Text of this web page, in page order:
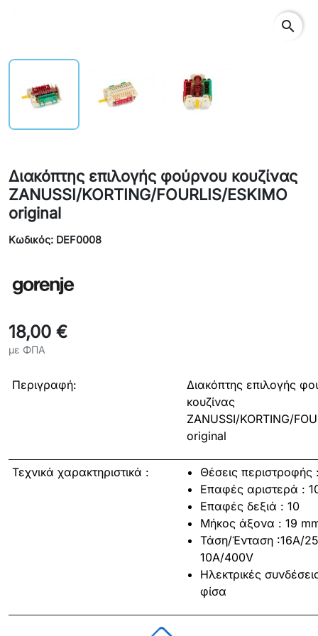
search
Διακόπτης επιλογής φούρνου κουζίνας
ZANUSSI/KORTING/FOURLIS/ESKIMO
original
Κωδικός: DEF0008
18,00 €
με ΦΠΑ
Περιγραφή:
Διακόπτης επιλογής
κουζίνας
ZANUSSI/KORTING/
original
Τεχνικά χαρακτηριστικά :
Θέσεις περιστροφής
Επαφές αριστερά :
Επαφές δεξιά : 10
Μήκος άξονα : 19
Τάση/Ένταση :16A/
10A/400V
Ηλεκτρικές
φίσα